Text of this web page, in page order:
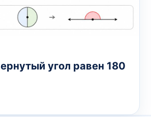
угол равен 180